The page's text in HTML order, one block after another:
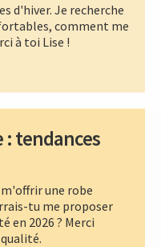
d'hiver. Je recherche
comment me
à toi Lise !
: tendances
une robe
tu me proposer
en 2026 ? Merci